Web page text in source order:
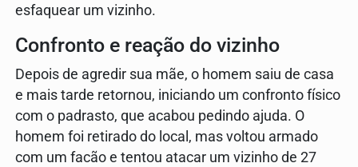
esfaquear um vizinho.
Confronto e reação do vizinho
Depois de agredir sua mãe, o homem saiu de casa
e mais tarde retornou, iniciando um confronto físico
com o padrasto, que acabou pedindo ajuda. O
homem foi retirado do local, mas voltou armado
com um facão e tentou atacar um vizinho de 27